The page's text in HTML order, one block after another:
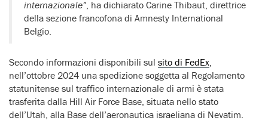
internazionale” , ha dichiarato Carine Thibaut, direttrice
della sezione francofona di Amnesty International
Belgio.
Secondo informazioni disponibili sul sito di FedEx
nell’ottobre 2024 una spedizione soggetta al Regolamento
statunitense sul traffico internazionale di armi è stata
trasferita dalla Hill Air Force Base, situata nello stato
dell’Utah, alla Base dell’aeronautica israeliana di Nevatim.